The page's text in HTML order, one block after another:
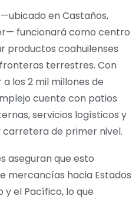
en Castaños,
funcionará como centro
productos coahuilenses
terrestres. Con
los 2 mil millones de
cuente con patios
servicios logísticos y
de primer nivel.
aseguran que esto
mercancías hacia Estados
y el Pacífico, lo que